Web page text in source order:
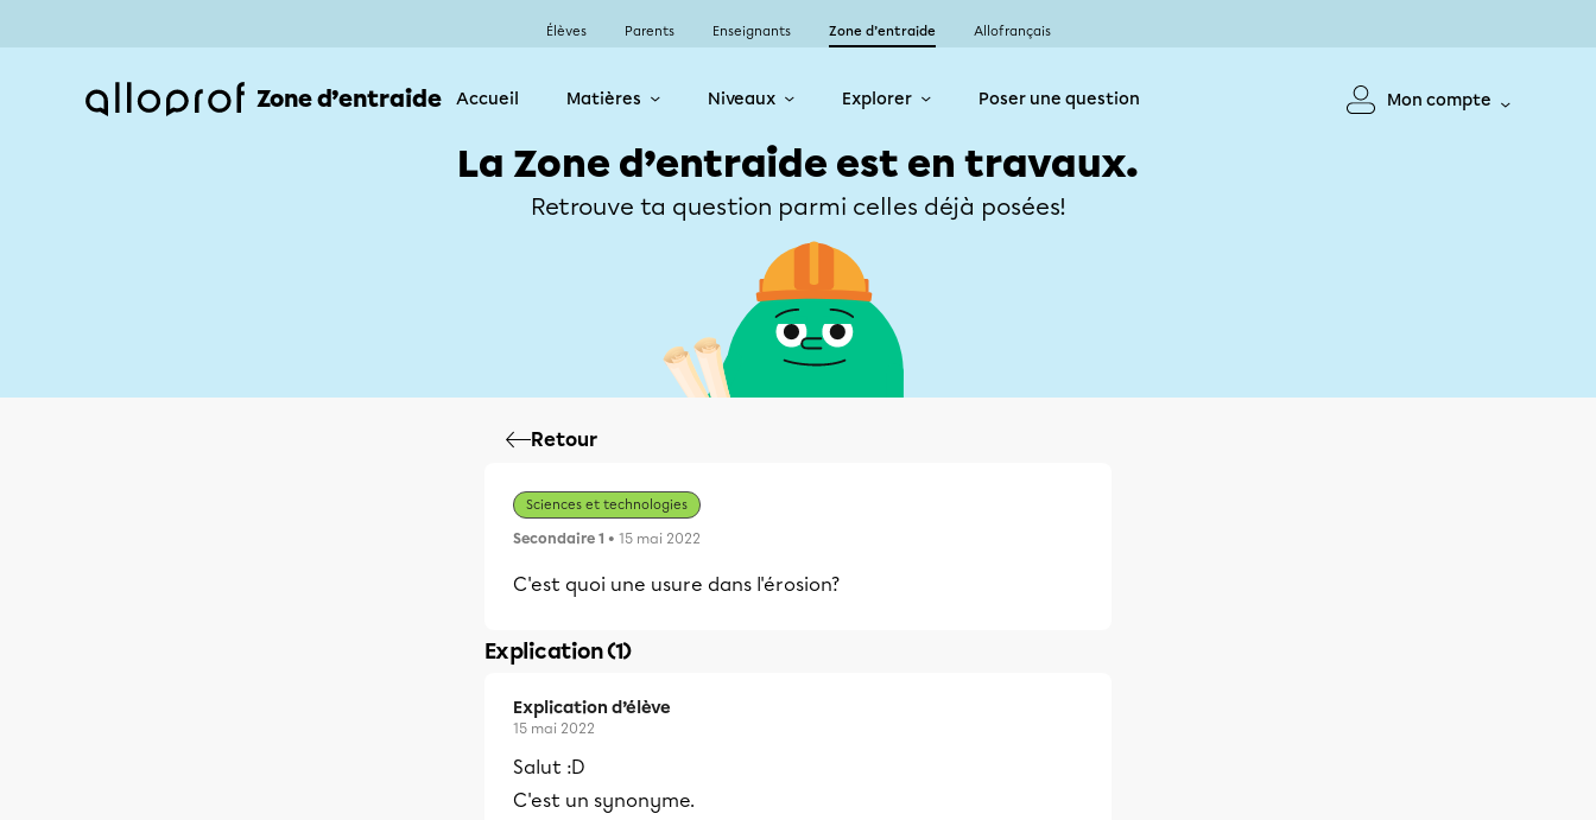
Élèves Parents Enseignants Zone d’entraide Allofrançais
Zone d’entraide Accueil Matières Niveaux Explorer Poser une question Mon compte
La Zone d’entraide est en travaux.
Retrouve ta question parmi celles déjà posées!
Retour
Sciences et technologies
Secondaire 1 • 15 mai 2022
C'est quoi une usure dans l'érosion?
Explication (1)
Explication d’élève
15 mai 2022
Salut :D
C'est un synonyme.